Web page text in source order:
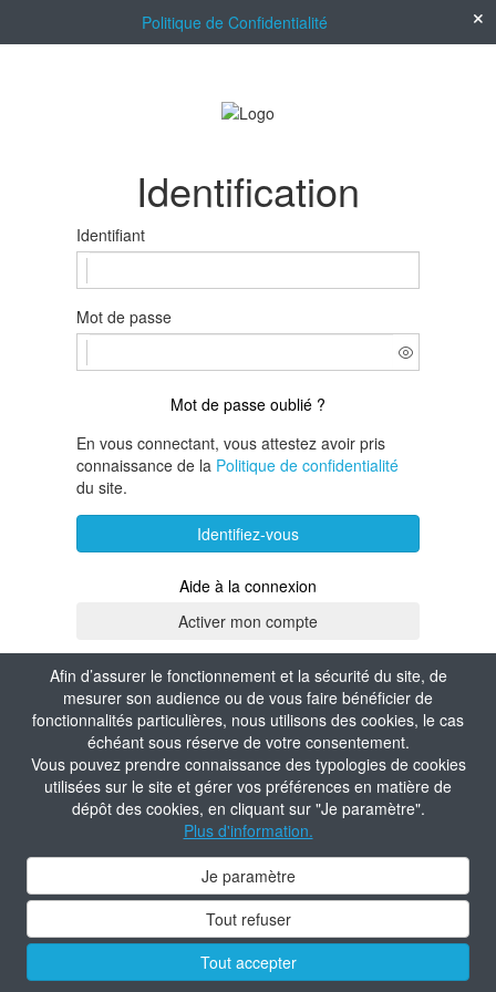
Afin d’assurer le fonctionnement et la sécurité du site, de
mesurer son audience ou de vous faire bénéficier de
fonctionnalités particulières, nous utilisons des cookies, le cas
échéant sous réserve de votre consentement.
Vous pouvez prendre connaissance des typologies de cookies
utilisées sur le site et gérer vos préférences en matière de
dépôt des cookies, en cliquant sur "Je paramètre".
Plus d'information.
Je paramètre
Tout refuser
Tout accepter
Politique de Confidentialité
Identification
Identifiant
Mot de passe
Mot de passe oublié ?
En vous connectant, vous attestez avoir pris
connaissance de la Politique de confidentialité
du site.
Identifiez-vous
Aide à la connexion